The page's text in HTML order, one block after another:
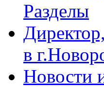
Разделы
в
Новости